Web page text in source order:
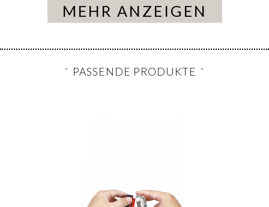
MEHR ANZEIGEN
PASSENDE PRODUKTE